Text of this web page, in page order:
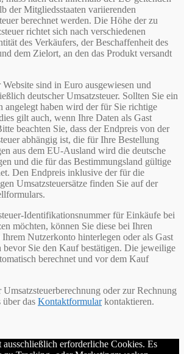
der Mitgliedsstaaten variierenden
berechnet werden. Die Höhe der zu
richtet sich nach verschiedenen
des Verkäufers, der Beschaffenheit des
dem Zielort, an den das Produkt versandt
sind in Euro ausgewiesen und
deutscher Umsatzsteuer. Sollten Sie ein
angelegt haben wird der für Sie richtige
gilt auch, wenn Ihre Daten als Gast
beachten Sie, dass der Endpreis von der
abhängig ist, die für Ihre Bestellung
aus dem EU-Ausland wird die deutsche
und die für das Bestimmungsland gültige
Den Endpreis inklusive der für die
Umsatzsteuersätze finden Sie auf der
Identifikationsnummer für Einkäufe bei
möchten, können Sie diese bei Ihren
Nutzerkonto hinterlegen oder als Gast
Sie den Kauf bestätigen. Die jeweilige
berechnet und vor dem Kauf
oder zur Rechnung
über das Kontaktformularkontaktieren.
ausschließlich erforderliche Cookies. Es